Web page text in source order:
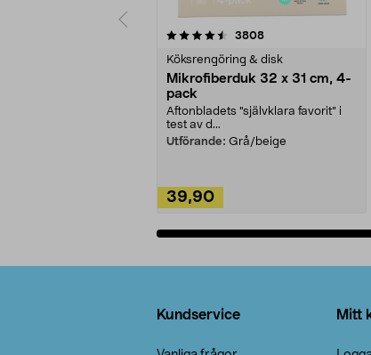
3808recensioner
Köksrengöring & disk
Mikrofiberduk 32 x 31 cm, 4-
pack
Aftonbladets "självklara favorit” i
test av d...
Utförande: Grå/beige
39,90
4.0av 5 stjärnor
Kundservice Mitt